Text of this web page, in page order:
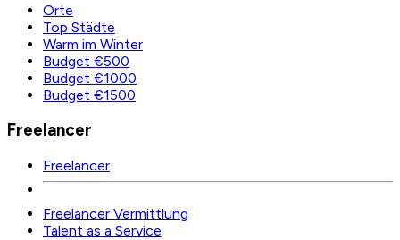
Orte
Top Städte
Warm im Winter
Budget €500
Budget €1000
Budget €1500
Freelancer
Freelancer
Freelancer Vermittlung
Talent as a Service